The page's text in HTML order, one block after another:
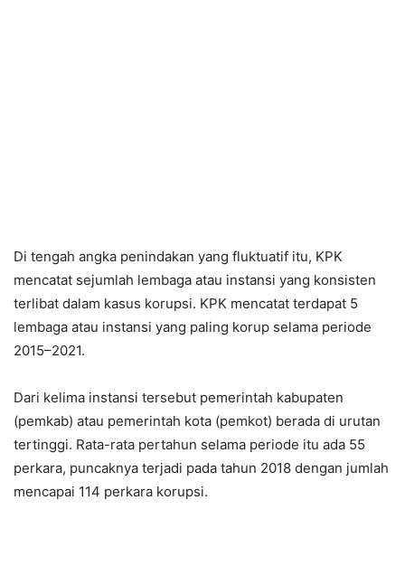
Di tengah angka penindakan yang fluktuatif itu, KPK
mencatat sejumlah lembaga atau instansi yang konsisten
terlibat dalam kasus korupsi. KPK mencatat terdapat 5
lembaga atau instansi yang paling korup selama periode
2015–2021.
Dari kelima instansi tersebut pemerintah kabupaten
(pemkab) atau pemerintah kota (pemkot) berada di urutan
tertinggi. Rata-rata pertahun selama periode itu ada 55
perkara, puncaknya terjadi pada tahun 2018 dengan jumlah
mencapai 114 perkara korupsi.